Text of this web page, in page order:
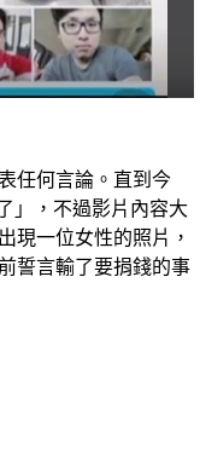
」，不過影片內容大
現一位女性的照片，
誓言輸了要捐錢的事